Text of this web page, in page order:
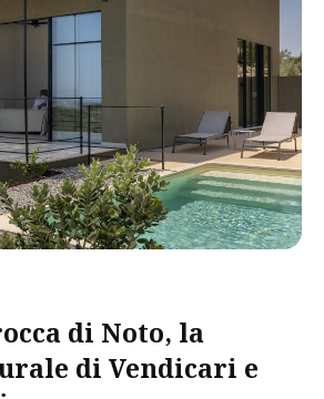
di Noto, la
di Vendicari e